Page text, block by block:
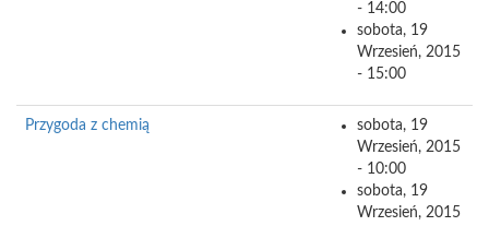
- 14:00
sobota, 19
Wrzesień, 2015
- 15:00
Przygoda z chemią
sobota, 19
Wrzesień, 2015
- 10:00
sobota, 19
Wrzesień, 2015